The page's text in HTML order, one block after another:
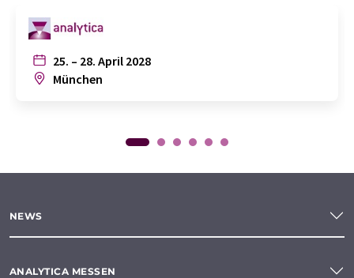
25. – 28. April 2028
München
NEWS
ANALYTICA MESSEN